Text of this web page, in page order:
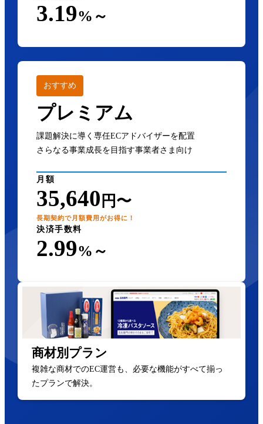
3.19%～
おすすめ
プレミアム
課題解決に導く専任ECアドバイザーを配置
さらなる事業成長を目指す事業者さま向け
月額
35,640 円〜
長期契約で月額費用がお得に！
決済手数料
2.99%～
商材別プラン
複雑な商材でのEC運営も、必要な機能がすべて揃っ
たプランで解決。